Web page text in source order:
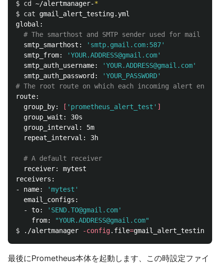
$ cd ~/alertmanager-*
$ cat gmail_alert_testing.yml
global:
# The smarthost and SMTP sender used for mail
  smtp_smarthost:
'smtp.gmail.com:587'
  smtp_from:
'YOUR.ADDRESS@gmail.com'
  smtp_auth_username:
'YOUR.ADDRESS@gmail.com'
  smtp_auth_password:
'YOUR_PASSWORD'
# The root route on which each incoming alert
route:
  group_by:
[ 'prometheus_alert_test' ]
  group_wait: 30s
  group_interval: 5m
  repeat_interval: 3h
# A default receiver
  receiver: mytest
receivers:
- name:
'mytest'
  email_configs:
  - to:
'SEND.TO@gmail.com'
    from:
"YOUR.ADDRESS@gmail.com"
$
./alertmanager -config.file=
最後にPrometheus本体を起動します、この時設定ファイ